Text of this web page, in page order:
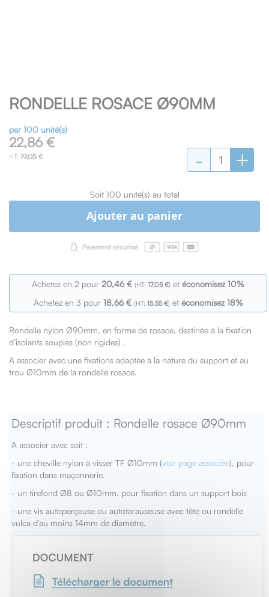
RONDELLE ROSACE Ø90MM
par 100 unité(s)
22,86 €
19,05 € - +
Soit 100 unité(s) au total
Ajouter au panier
Achetez en 2 pour 20,46 € 17,05 € et économisez10%
Achetez en 3 pour 18,66 € 15,55 € et économisez18%
Rondelle nylon Ø90mm, en forme de rosace, destinée à la fixation
d’isolants souples (non rigides) .
A associer avec une fixations adaptée à la nature du support et au
trou Ø10mm de la rondelle rosace.
to
beginning
of
images
Descriptif produit : Rondelle rosace Ø90mm
A associer avec soit :
- une cheville nylon à visser TF Ø10mm (voir page associée), pour
fixation dans maçonnerie.
- un tirefond Ø8 ou Ø10mm, pour fixation dans un support bois
- une vis autoperçeuse ou autotarauseuse avec tête ou rondelle
vulca d'au moins 14mm de diamètre.